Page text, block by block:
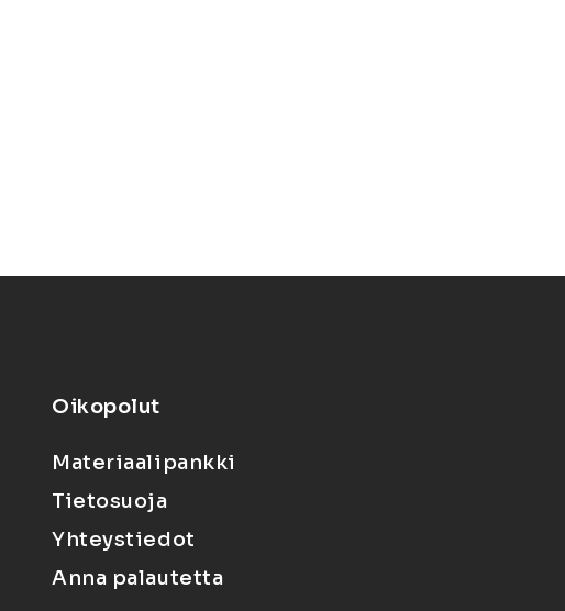
Oikopolut
Materiaalipankki
Tietosuoja
Yhteystiedot
Anna palautetta